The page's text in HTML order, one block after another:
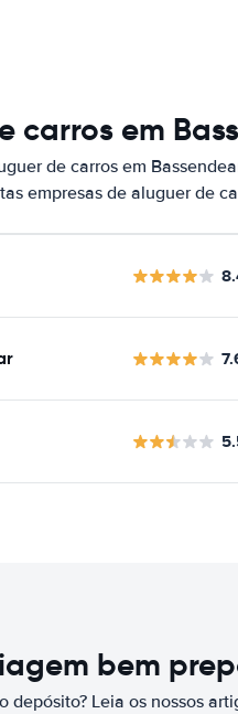
carros em
de carros em
empresas de aluguer de
bem
Leia os nossos